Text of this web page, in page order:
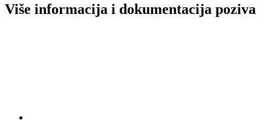
Više informacija i dokumentacija poziva